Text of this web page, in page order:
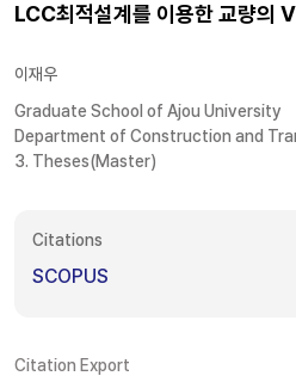
LCC최적설계를 이용한 교량의
이재우
Graduate School of Ajou University
Department of Construction and
3. Theses(Master)
Citations
SCOPUS
Citation Export